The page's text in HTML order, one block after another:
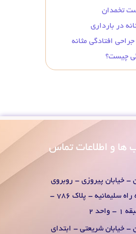
تخمدان
در بارداری
افتادگی مثانه
چیست؟
ها و اطلاعات تماس
- خیابان پیروزی - روبروی
پمپ بنزین سه راه سلیمانیه - پلاک 786 -
1 - واحد 2
- خیابان شریعتی - ابتدای